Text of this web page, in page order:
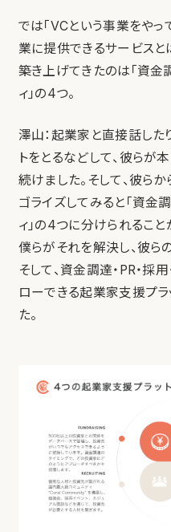
では「VCという事業をやっ
業に提供できるサービス
築き上げてきたのは「資金調
ィ」の4つ。
澤山：起業家と直接話した
トをとるなどして、彼らが
続けました。そして、彼ら
ゴライズしてみると「資金調
ィ」の4つに分けられること
僕らがそれを解決し、彼ら
そして、資金調達・PR・採
ローできる起業家支援プラ
た。